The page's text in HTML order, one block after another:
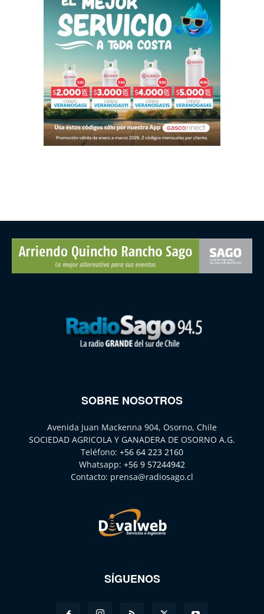
SOBRE NOSOTROS
Avenida Juan Mackenna 904, Osorno, Chile
SOCIEDAD AGRICOLA Y GANADERA DE OSORNO A.G.
Teléfono: +56 64 223 2160
Whatsapp: +56 9 57244942
Contacto: prensa@radiosago.cl
SÍGUENOS